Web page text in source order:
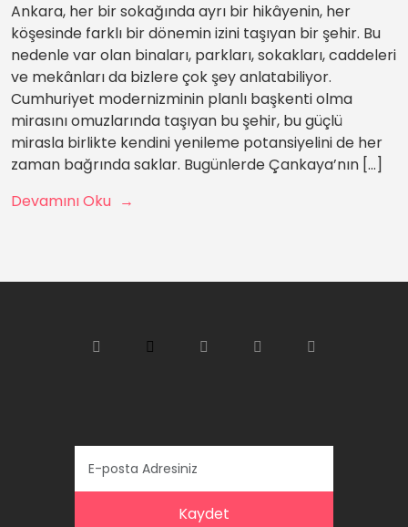
Ankara, her bir sokağında ayrı bir hikâyenin, her
köşesinde farklı bir dönemin izini taşıyan bir şehir. Bu
nedenle var olan binaları, parkları, sokakları, caddeleri
ve mekânları da bizlere çok şey anlatabiliyor.
Cumhuriyet modernizminin planlı başkenti olma
mirasını omuzlarında taşıyan bu şehir, bu güçlü
mirasla birlikte kendini yenileme potansiyelini de her
zaman bağrında saklar. Bugünlerde Çankaya’nın […]
Devamını Oku
Kaydet